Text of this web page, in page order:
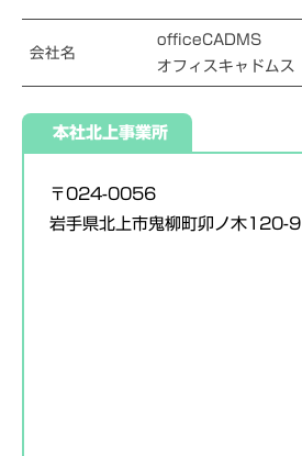
の
エ
セ
ス
2026
会社名
officeCADMS
オフィスキャドムス
本社北上事業所
〒024-0056
岩手県北上市鬼柳町卯ノ木120-9